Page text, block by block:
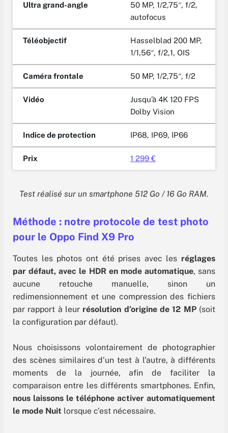
Ultra grand-angle
50 MP, 1/2,75″, f/2,
autofocus
Téléobjectif
Hasselblad 200 MP,
1/1,56″, f/2,1, OIS
Caméra frontale 50 MP, 1/2,75″, f/2
Vidéo
Jusqu’à 4K 120 FPS
Dolby Vision
Indice de protection IP68, IP69, IP66
Prix 1 299 €
Test réalisé sur un smartphone 512 Go / 16 Go RAM.
Méthode : notre protocole de test photo
pour le Oppo Find X9 Pro
Toutes les photos ont été prises avec les réglages
par défaut, avec le HDR en mode automatique, sans
aucune retouche manuelle, sinon un
redimensionnement et une compression des fichiers
par rapport à leur résolution d’origine de 12 MP(soit
la configuration par défaut).
Nous choisissons volontairement de photographier
des scènes similaires d’un test à l’autre, à différents
moments de la journée, afin de faciliter la
comparaison entre les différents smartphones. Enfin,
nous laissons le téléphone activer automatiquement
le mode Nuit lorsque c’est nécessaire.